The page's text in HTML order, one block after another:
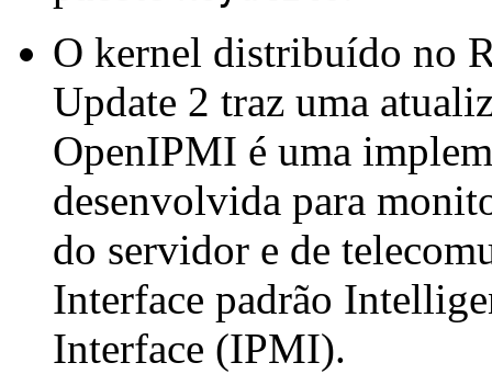
O kernel distribuído no
Update 2 traz uma
OpenIPMI é uma
desenvolvida para
do servidor e de
Interface padrão
Interface (IPMI).